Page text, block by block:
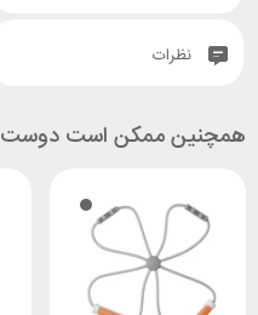
نظرات
همچنین ممکن است دوست